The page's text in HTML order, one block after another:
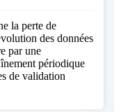
la perte de
des données
par une
périodique
de validation